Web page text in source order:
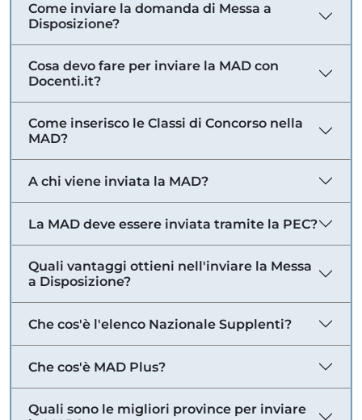
Come inviare la domanda di Messa a
Disposizione?
Cosa devo fare per inviare la MAD con
Docenti.it?
Come inserisco le Classi di Concorso nella
MAD?
A chi viene inviata la MAD?
La MAD deve essere inviata tramite la PEC?
Quali vantaggi ottieni nell'inviare la Messa
a Disposizione?
Che cos'è l'elenco Nazionale Supplenti?
Che cos'è MAD Plus?
Quali sono le migliori province per inviare